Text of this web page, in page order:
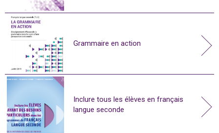
Grammaire en action
Inclure tous les élèves en français
langue seconde